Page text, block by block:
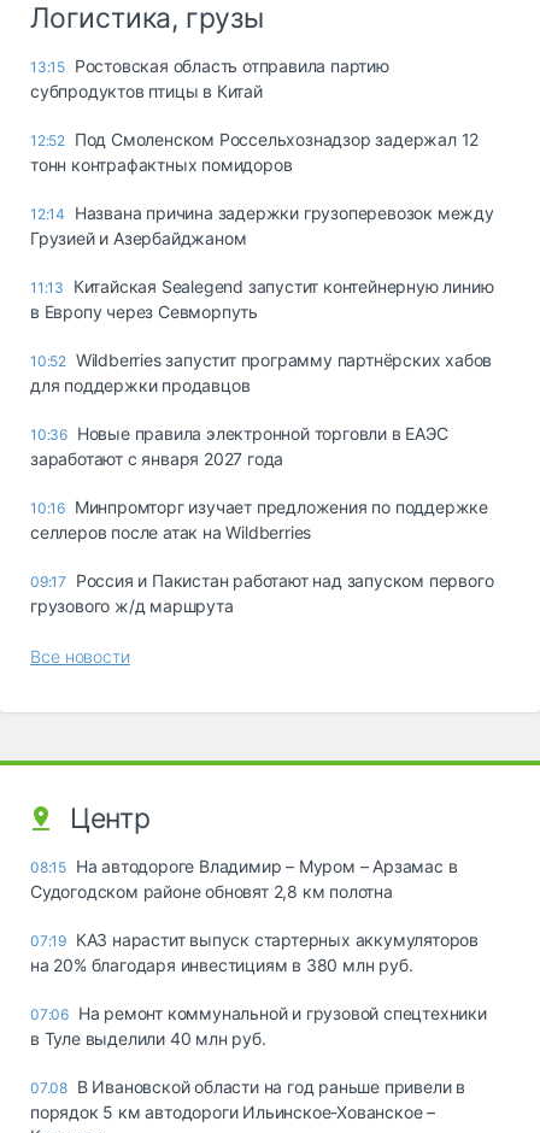
Логистика, грузы
13:15 Ростовская область отправила партию
субпродуктов птицы в Китай
12:52 Под Смоленском Россельхознадзор задержал 12
тонн контрафактных помидоров
12:14
Названа причина задержки грузоперевозок между
Грузией и Азербайджаном
11:13
Китайская Sealegend запустит контейнерную линию
в Европу через Севморпуть
10:52 Wildberries запустит программу партнёрских хабов
для поддержки продавцов
10:36 Новые правила электронной торговли в ЕАЭС
заработают с января 2027 года
10:16 Минпромторг изучает предложения по поддержке
селлеров после атак на Wildberries
09:17
Россия и Пакистан работают над запуском первого
грузового ж/д маршрута
Все новости
Центр
08:15 На автодороге Владимир – Муром – Арзамас в
Судогодском районе обновят 2,8 км полотна
07:19 КАЗ нарастит выпуск стартерных аккумуляторов
на 20% благодаря инвестициям в 380 млн руб.
07:06 На ремонт коммунальной и грузовой спецтехники
в Туле выделили 40 млн руб.
07.08 В Ивановской области на год раньше привели в
порядок 5 км автодороги Ильинское-Хованское –